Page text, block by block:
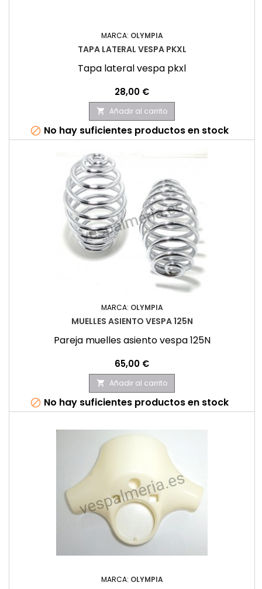
MARCA: OLYMPIA
TAPA LATERAL VESPA PKXL
Tapa lateral vespa pkxl
Precio
28,00 €
 Añadir al carrito
 No hay suficientes productos en stock
MARCA: OLYMPIA
MUELLES ASIENTO VESPA 125N
Pareja muelles asiento vespa 125N
Precio
65,00 €
 Añadir al carrito
 No hay suficientes productos en stock
MARCA: OLYMPIA